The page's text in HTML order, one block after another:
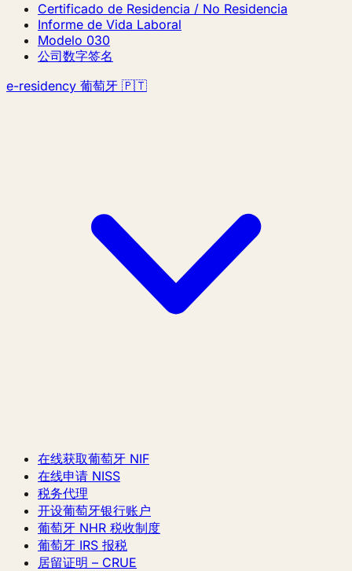
Certificado de Residencia / No Residencia
Informe de Vida Laboral
Modelo 030
公司数字签名
e-residency 葡萄牙 🇵🇹
在线获取葡萄牙 NIF
在线申请 NISS
税务代理
开设葡萄牙银行账户
葡萄牙 NHR 税收制度
葡萄牙 IRS 报税
居留证明 – CRUE